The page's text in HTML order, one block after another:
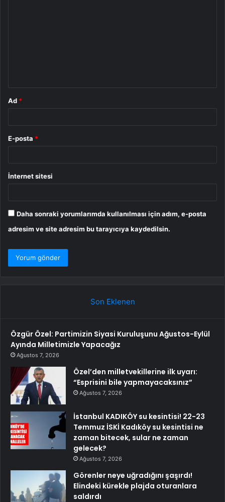
Ad *
E-posta *
İnternet sitesi
Daha sonraki yorumlarımda kullanılması için adım, e-posta
adresim ve site adresim bu tarayıcıya kaydedilsin.
Son Eklenen
Özgür Özel: Partimizin Siyasi Kuruluşunu Ağustos-Eylül
Ayında Milletimizle Yapacağız
Ağustos 7, 2026
Özel’den milletvekillerine ilk uyarı:
“Esprisini bile yapmayacaksınız”
Ağustos 7, 2026
İstanbul KADIKÖY su kesintisi! 22-23
Temmuz İSKİ Kadıköy su kesintisi ne
zaman bitecek, sular ne zaman
gelecek?
Ağustos 7, 2026
Görenler neye uğradığını şaşırdı!
Elindeki kürekle plajda oturanlara
saldırdı